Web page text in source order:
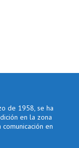
de 1958, se ha
en la zona
en